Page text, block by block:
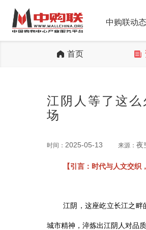
中购联动态
首页
江阴人等了这
场
时间： 2025-05-13 来源： 夜
【引言：时代与人文交织
江阴，这座屹立长江之畔
城市精神，淬炼出江阴人对品